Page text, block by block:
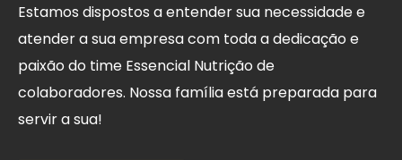
Estamos dispostos a entender sua necessidade e
atender a sua empresa com toda a dedicação e
paixão do time Essencial Nutrição de
colaboradores. Nossa família está preparada para
servir a sua!